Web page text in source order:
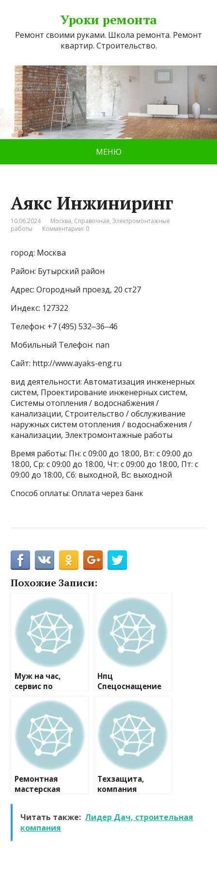
Уроки ремонта
Ремонт своими руками. Школа ремонта. Ремонт
квартир. Строительство.
МЕНЮ
Аякс Инжиниринг
10.06.2024 Москва, Справочная,Электромонтажные
работы
Комментарии: 0
город: Москва
Район: Бутырский район
Адрес: Огородный проезд, 20 ст27
Индекс: 127322
Телефон: +7 (495) 532‒36‒46
Мобильный Телефон: nan
Сайт: http://www.ayaks-eng.ru
вид деятельности: Автоматизация инженерных
систем, Проектирование инженерных систем,
Системы отопления / водоснабжения /
канализации, Строительство / обслуживание
наружных систем отопления / водоснабжения /
канализации, Электромонтажные работы
Время работы: Пн: с 09:00 до 18:00, Вт: с 09:00 до
18:00, Ср: с 09:00 до 18:00, Чт: с 09:00 до 18:00, Пт: с
09:00 до 18:00, Сб: выходной, Вс: выходной
Способ оплаты: Оплата через банк
Похожие Записи:
Муж на час,
сервис по
Нпц
Спецоснащение
Ремонтная
мастерская
Техзащита,
компания
Читать также: Лидер Дач, строительная
компания